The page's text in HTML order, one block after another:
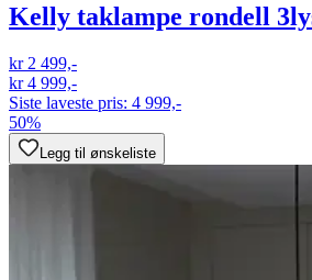
Kelly taklampe rondell
kr 2 499,-
kr 4 999,-
Siste laveste pris: 4 999,-
50%
Legg til ønskeliste